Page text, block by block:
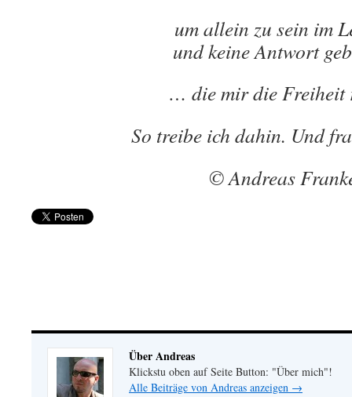
um allein zu sein im
und keine Antwort
… die mir die Freiheit
So treibe ich dahin. Und
© Andreas
Über Andreas
Klickstu oben auf Seite Button: "Über mich"!
Alle Beiträge von Andreas anzeigen →